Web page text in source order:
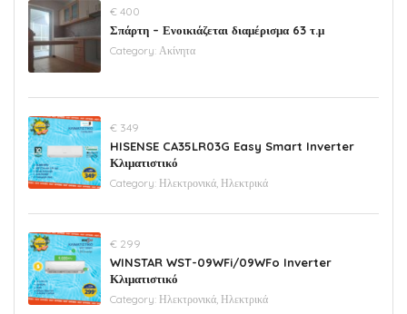
€ 400
Σπάρτη – Ενοικιάζεται διαμέρισμα 63 τ.μ
Category: Ακίνητα
€ 349
HISENSE CA35LR03G Easy Smart Inverter
Κλιματιστικό
Category: Ηλεκτρονικά, Ηλεκτρικά
€ 299
WINSTAR WST-09WFi/09WFo Inverter
Κλιματιστικό
Category: Ηλεκτρονικά, Ηλεκτρικά